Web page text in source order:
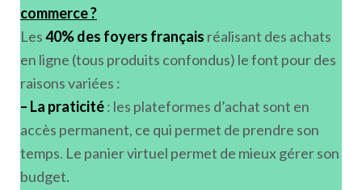
commerce ?
Les40% des foyers français réalisant des achats
en ligne (tous produits confondus) le font pour des
raisons variées :
– La praticité: les plateformes d’achat sont en
accès permanent, ce qui permet de prendre son
temps. Le panier virtuel permet de mieux gérer son
budget.